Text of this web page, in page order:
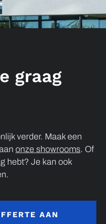
graag
verder. Maak een
onze showrooms. Of
hebt? Je kan ook
AAN